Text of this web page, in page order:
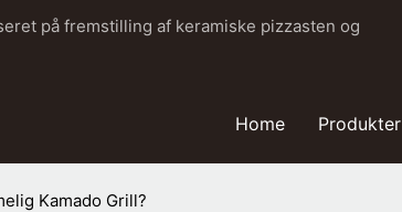
på fremstilling af keramiske pizzasten og
Home Produkter
Kamado Grill?